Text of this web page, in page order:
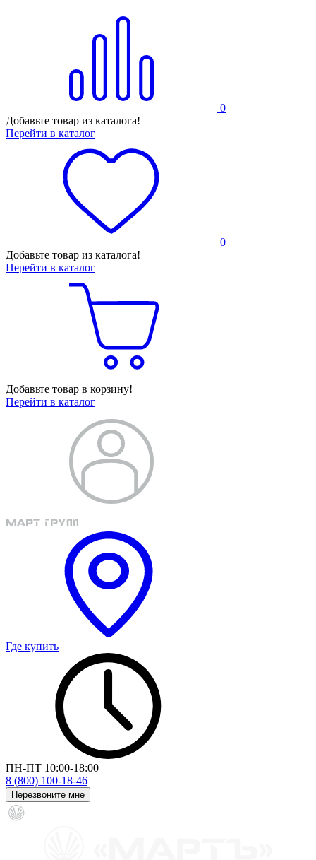
0
Добавьте товар из каталога!
Перейти в каталог
0
Добавьте товар из каталога!
Перейти в каталог
Добавьте товар в корзину!
Перейти в каталог
Где купить
ПН-ПТ 10:00-18:00
8 (800) 100-18-46
Перезвоните мне